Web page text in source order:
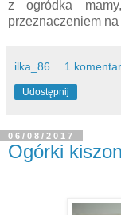
z ogródka
przeznaczeniem
ilka_86 1
Udostępnij
06/08/2017
Ogórki